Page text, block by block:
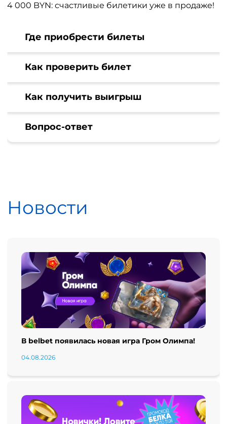
4 000 BYN: счастливые билетики уже в продаже!
Где приобрести билеты
Как проверить билет
Как получить выигрыш
Вопрос-ответ
Новости
В belbet появилась новая игра Гром Олимпа!
04.08.2026